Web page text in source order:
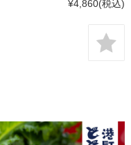
¥4,860(税込)